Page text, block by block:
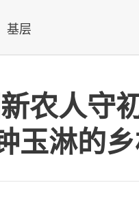
基层
新农人守
淋的乡